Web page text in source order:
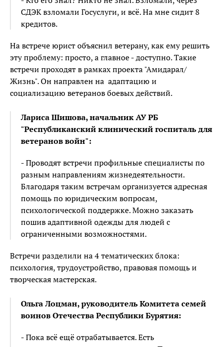
СДЭК взломали Госуслуги, и всё. На мне сидит 8
кредитов.
На встрече юрист объяснил ветерану, как ему решить
эту проблему: просто, а главное - доступно. Такие
встречи проходят в рамках проекта "Амидарал/
Жизнь". Он направлен на адаптацию и
социализацию ветеранов боевых действий.
Лариса Шишова, начальник АУ РБ
"Республиканский клинический госпиталь для
ветеранов войн":
- Проводят встречи профильные специалисты по
разным направлениям жизнедеятельности.
Благодаря таким встречам организуется адресная
помощь по юридическим вопросам,
психологической поддержке. Можно заказать
пошив адаптивной одежды для людей с
ограниченными возможностями.
Встречи разделили на 4 тематических блока:
психология, трудоустройство, правовая помощь и
творческая мастерская.
Ольга Лоцман, руководитель Комитета семей
воинов Отечества Республики Бурятия:
- Пока всё ещё отрабатывается. Есть